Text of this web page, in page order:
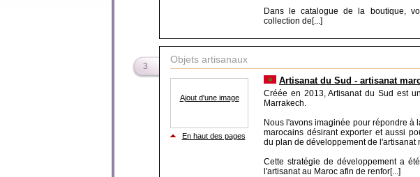
Dans le catalogue de la boutique,
collection de[...]
3
Objets artisanaux
Ajout d'une image
En haut des pages
Artisanat du Sud - artisanat
Créée en 2013, Artisanat du Sud est
Marrakech.
Nous l'avons imaginée pour répondre à
marocains désirant exporter et aussi
du plan de développement de l'artisanat
Cette stratégie de développement a
l'artisanat au Maroc afin de renfor[...]